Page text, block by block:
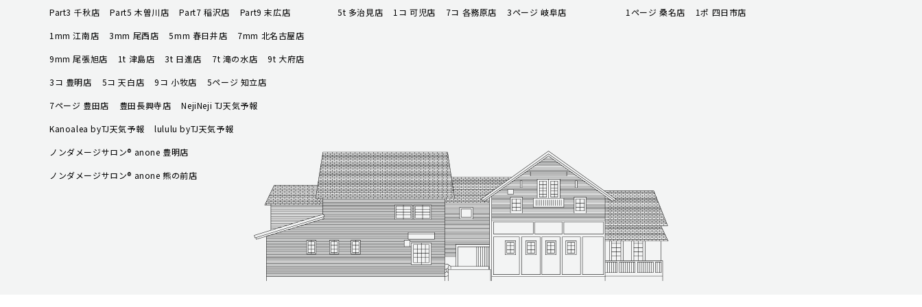
Part3 千秋店 Part5 木曽川店 Part7 稲沢店
Part9 末広店
1mm 江南店
3mm 尾西店 5mm 春日井店
7mm 北名古屋店
9mm 尾張旭店
1t 津島店 3t 日進店 7t 滝の水店
9t 大府店
3コ 豊明店
5コ 天白店 9コ 小牧店
5ページ 知立店
7ページ 豊田店
豊田長興寺店
NejiNeji TJ天気予報
Kanoalea byTJ天気予報
lululu byTJ天気予報
ノンダメージサロン® anone 豊明店
ノンダメージサロン® anone 熊の前店
5t 多治見店 1コ 可児店 7コ 各務原店 3ページ 岐阜店 1ページ 桑名店 1ポ 四日市店